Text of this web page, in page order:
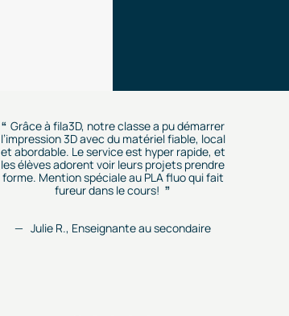
Grâce à fila3D, notre classe a pu démarrer
l’impression 3D avec du matériel fiable, local
et abordable. Le service est hyper rapide, et
les élèves adorent voir leurs projets prendre
forme. Mention spéciale au PLA fluo qui fait
fureur dans le cours!
Julie R., Enseignante au secondaire